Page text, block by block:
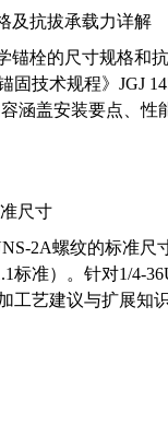
及抗拔承载力详解
锚栓的尺寸规格和
固技术规程》JGJ
涵盖安装要点、性
尺寸
2A螺纹的标准
标准）。针对1/4-
工艺建议与扩展知识